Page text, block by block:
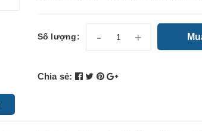
Số lượng: - +
Chia sẻ: